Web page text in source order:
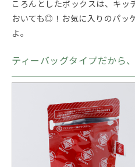
ころんとしたボックスは、キッ
おいても◎！お気に入りのパッ
よ。
ティーバッグタイプだから